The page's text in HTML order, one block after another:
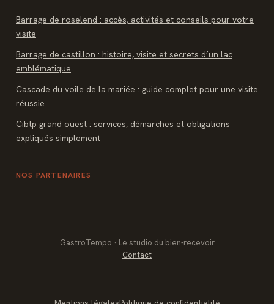
Barrage de roselend : accès, activités et conseils pour votre
visite
Barrage de castillon : histoire, visite et secrets d’un lac
emblématique
Cascade du voile de la mariée : guide complet pour une visite
réussie
Cibtp grand ouest : services, démarches et obligations
expliqués simplement
NOS PARTENAIRES
GastroTempo · Le studio du bien-recevoir
Contact